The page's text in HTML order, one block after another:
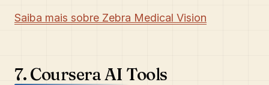
Saiba mais sobre Zebra Medical Vision
7. Coursera AI Tools